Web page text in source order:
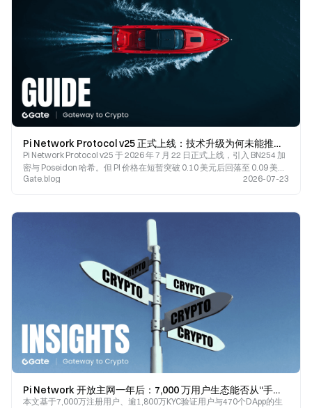
Pi Network Protocol v25 正式上线：技术升级为何未能推动 PI 价格站稳 0.10 美元？
Pi Network Protocol v25 于 2026 年 7 月 22 日正式上线，引入 BN254 加
密与 Poseidon 哈希。但 PI 价格在短暂突破 0.10 美元后回落至 0.09 美元
附近。本文分析协议升级内容、代币解锁压力与生态增长挑战。
Gate.blog 2026-07-23
Pi Network 开放主网一年后：7,000 万用户生态能否从“手机挖矿”走向 Web3 基础设施？
本文基于7,000万注册用户、逾1,800万KYC验证用户与470个DApp的生